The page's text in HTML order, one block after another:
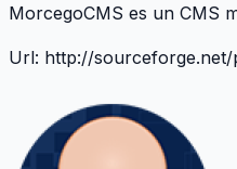
MorcegoCMS es un CMS
Url: http://